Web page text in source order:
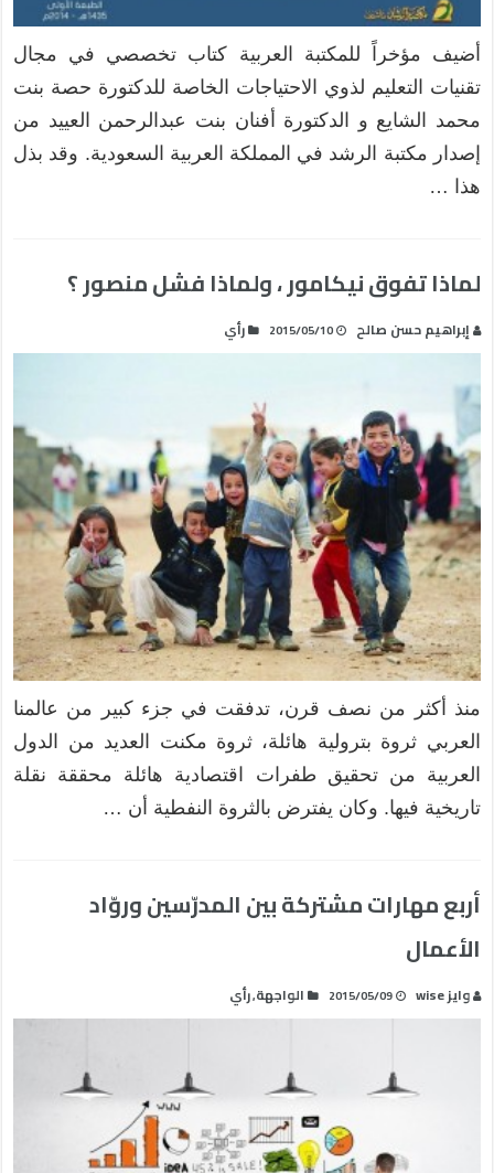
أضيف مؤخراً للمكتبة العربية كتاب تخصصي في مجال
تقنيات التعليم لذوي الاحتياجات الخاصة للدكتورة حصة بنت
محمد الشايع و الدكتورة أفنان بنت عبدالرحمن العييد من
إصدار مكتبة الرشد في المملكة العربية السعودية. وقد بذل
هذا …
لماذا تفوق نيكامور ، ولماذا فشل منصور ؟
إبراهيم حسن صالح 2015/05/10 رأي
منذ أكثر من نصف قرن، تدفقت في جزء كبير من عالمنا
العربي ثروة بترولية هائلة، ثروة مكنت العديد من الدول
العربية من تحقيق طفرات اقتصادية هائلة محققة نقلة
تاريخية فيها. وكان يفترض بالثروة النفطية أن …
أربع مهارات مشتركة بين المدرّسين وروّاد
الأعمال
وايز wise 2015/05/09 الواجهة,رأي